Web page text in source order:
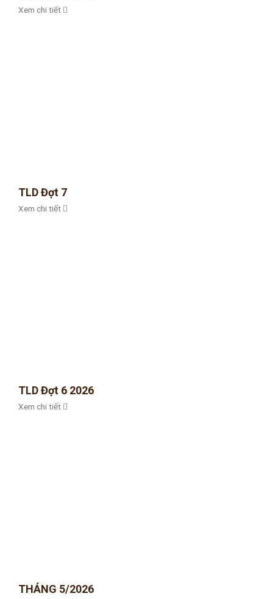
Xem chi tiết
TLD Đợt 7
Xem chi tiết
TLD Đợt 6 2026
Xem chi tiết
THÁNG 5/2026